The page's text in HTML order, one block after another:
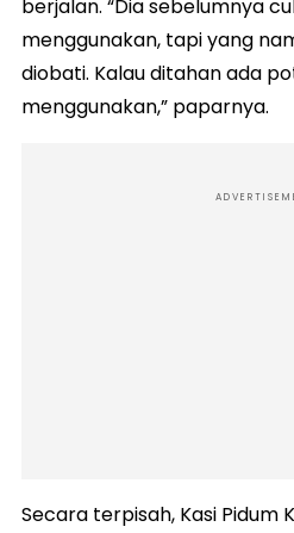
berjalan. “Dia sebelumnya
menggunakan, tapi yang
diobati. Kalau ditahan ada
menggunakan,” paparnya.
Secara terpisah, Kasi Pidum